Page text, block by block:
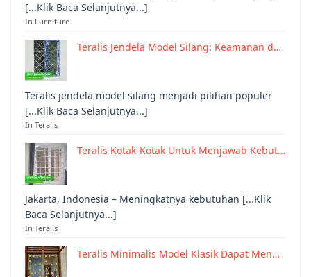
[...Klik Baca Selanjutnya...]
In Furniture
Teralis Jendela Model Silang: Keamanan d…
Teralis jendela model silang menjadi pilihan populer
[...Klik Baca Selanjutnya...]
In Teralis
Teralis Kotak-Kotak Untuk Menjawab Kebut…
Jakarta, Indonesia – Meningkatnya kebutuhan [...Klik
Baca Selanjutnya...]
In Teralis
Teralis Minimalis Model Klasik Dapat Men…